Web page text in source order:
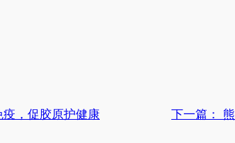
，促胶原护健康 下一篇：